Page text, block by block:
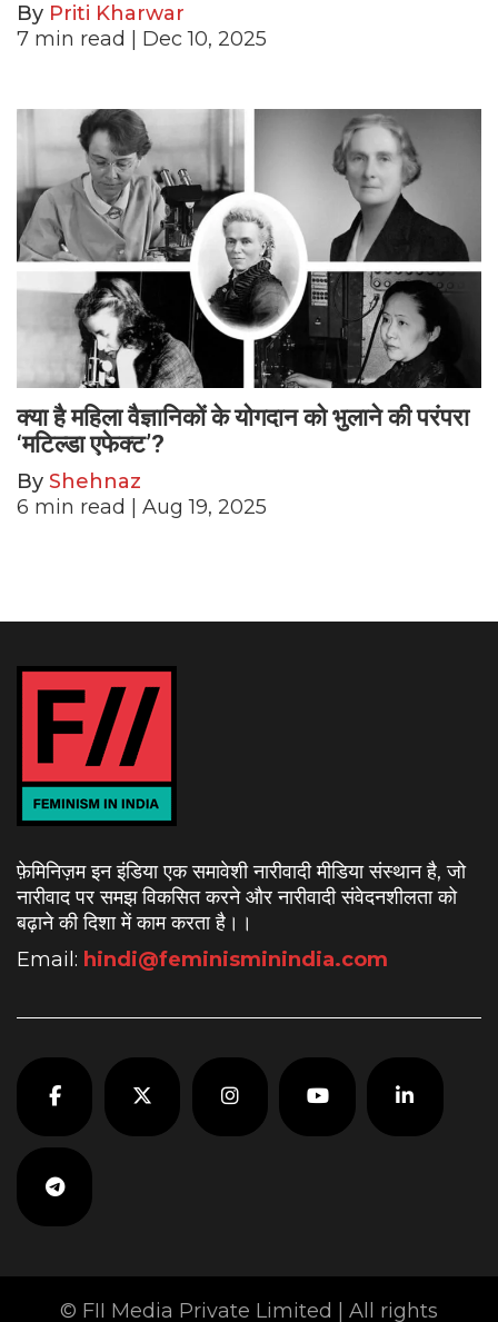
By Priti Kharwar
7 min read | Dec 10, 2025
क्या है महिला वैज्ञानिकों के योगदान को भुलाने की परंपरा
‘मटिल्डा एफेक्ट’?
By Shehnaz
6 min read | Aug 19, 2025
फ़ेमिनिज़म इन इंडिया एक समावेशी नारीवादी मीडिया संस्थान है, जो
नारीवाद पर समझ विकसित करने और नारीवादी संवेदनशीलता को
बढ़ाने की दिशा में काम करता है। ।
Email: hindi@feminisminindia.com
© FII Media Private Limited | All rights